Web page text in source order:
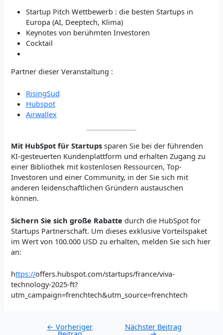
Startup Pitch Wettbewerb : die besten Startups in
Europa (AI, Deeptech, Klima)
Keynotes von berühmten Investoren
Cocktail
Partner dieser Veranstaltung :
RisingSud
Hubspot
Airwallex
Mit HubSpot für Startups sparen Sie bei der führenden
KI-gesteuerten Kundenplattform und erhalten Zugang zu
einer Bibliothek mit kostenlosen Ressourcen, Top-
Investoren und einer Community, in der Sie sich mit
anderen leidenschaftlichen Gründern austauschen
können.
Sichern Sie sich große Rabatte durch die HubSpot for
Startups Partnerschaft. Um dieses exklusive Vorteilspaket
im Wert von 100.000 USD zu erhalten, melden Sie sich hier
an:
https://offers.hubspot.com/startups/france/viva-
technology-2025-ft?
utm_campaign=frenchtech&utm_source=frenchtech
← Vorheriger Nächster Beitrag